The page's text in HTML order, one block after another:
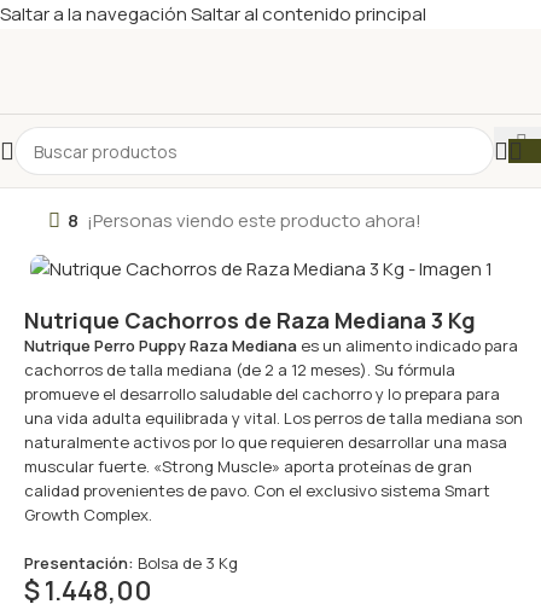
Saltar a la navegaciónSaltar al contenido principal
8 ¡Personas viendo este producto ahora!
Nutrique Cachorros de Raza Mediana 3 Kg
Nutrique Perro Puppy Raza Mediana es un alimento indicado para
cachorros de talla mediana (de 2 a 12 meses). Su fórmula
promueve el desarrollo saludable del cachorro y lo prepara para
una vida adulta equilibrada y vital. Los perros de talla mediana son
naturalmente activos por lo que requieren desarrollar una masa
muscular fuerte. «Strong Muscle» aporta proteínas de gran
calidad provenientes de pavo. Con el exclusivo sistema Smart
Growth Complex.
Presentación: Bolsa de 3 Kg
$1.448,00